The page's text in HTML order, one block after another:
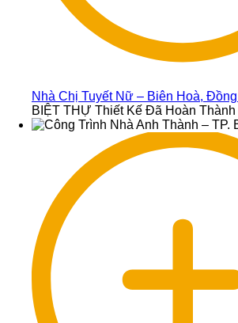
Nhà Chị Tuyết Nữ – Biên Hoà,
BIỆT THỰ Thiết Kế Đã Hoàn Thành